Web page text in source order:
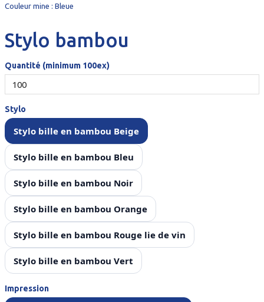
Couleur mine : Bleue
Stylo bambou
Quantité (minimum 100ex)
Stylo
Stylo bille en bambou Beige
Stylo bille en bambou Bleu
Stylo bille en bambou Noir
Stylo bille en bambou Orange
Stylo bille en bambou Rouge lie de vin
Stylo bille en bambou Vert
Impression